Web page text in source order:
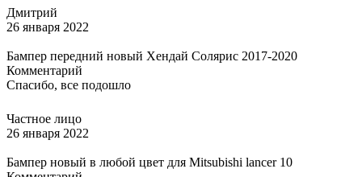
Дмитрий
26 января 2022
Бампер передний новый Хендай Солярис 2017-2020
Комментарий
Спасибо, все подошло
Частное лицо
26 января 2022
Бампер новый в любой цвет для Mitsubishi lancer 10